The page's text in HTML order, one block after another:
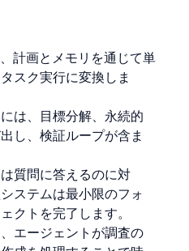
計画とメモリを通じて単
スク実行に変換しま
は、目標分解、永続的
し、検証ループが含ま
質問に答えるのに対
ステムは最小限のフォ
クトを完了します。
エージェントが調査の